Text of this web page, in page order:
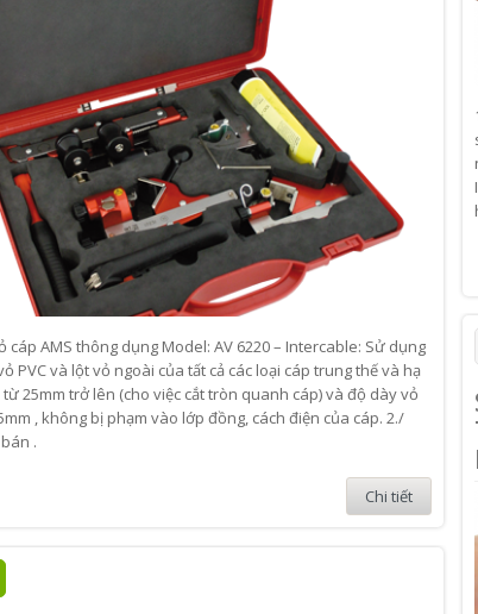
cáp AMS thông dụng Model: AV 6220 – Intercable: Sử dụng
PVC và lột vỏ ngoài của tất cả các loại cáp trung thế và hạ
25mm trở lên (cho việc cắt tròn quanh cáp) và độ dày vỏ
, không bị phạm vào lớp đồng, cách điện của cáp. 2./
.
Chi tiết